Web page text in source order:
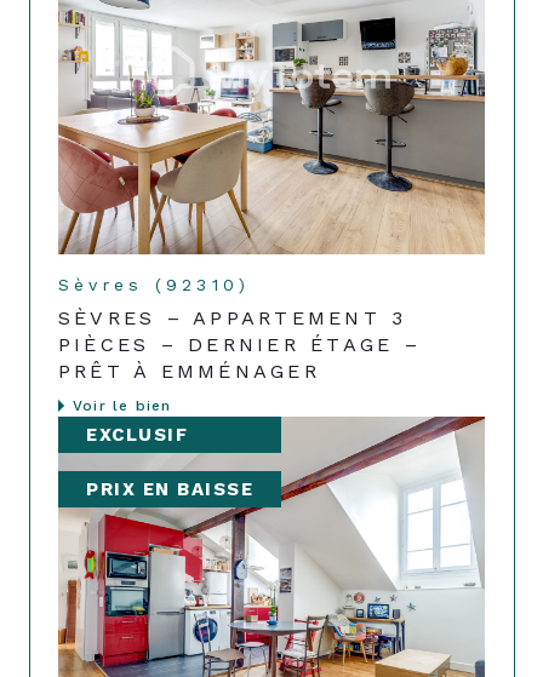
Sèvres (92310)
SÈVRES – APPARTEMENT 3
PIÈCES – DERNIER ÉTAGE –
PRÊT À EMMÉNAGER
Voir le bien
EXCLUSIF
PRIX EN BAISSE